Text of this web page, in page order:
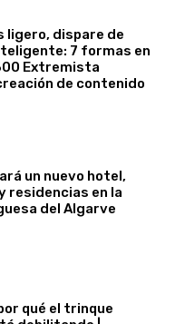
ligero, dispare de
7 formas en
Extremista
de contenido
un nuevo hotel,
residencias en la
del Algarve
qué el trinque